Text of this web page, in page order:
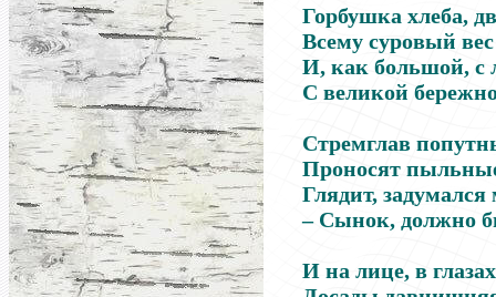
Горбушка хлеба,
Всему суровый вес
И, как большой, с
С великой
Стремглав
Проносят
Глядит,
– Сынок, должно
И на лице, в